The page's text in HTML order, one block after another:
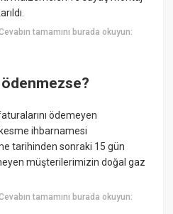
tamamını burada okuyun:
ödemeyen
ihbarnamesi
tarihinden sonraki 15 gün
müşterilerimizin doğal gaz
tamamını burada okuyun: